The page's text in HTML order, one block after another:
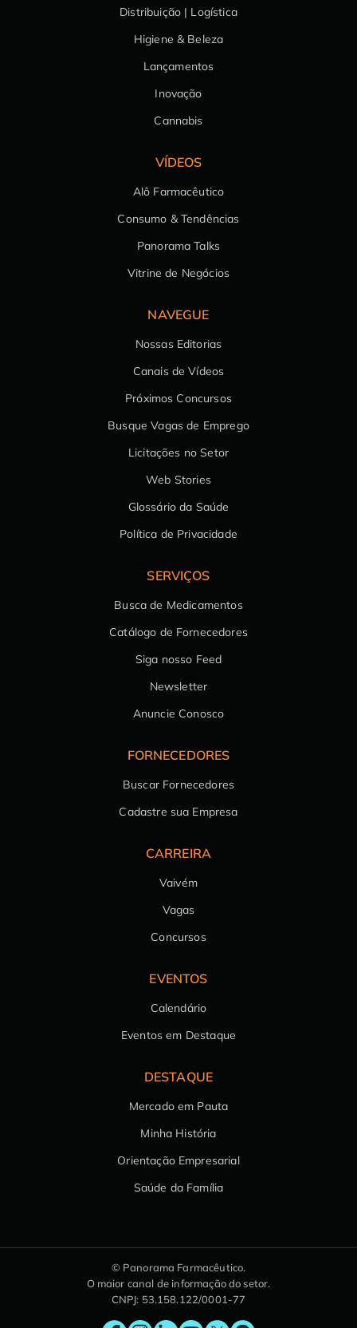
Distribuição | Logística
Higiene & Beleza
Lançamentos
Inovação
Cannabis
VÍDEOS
Alô Farmacêutico
Consumo & Tendências
Panorama Talks
Vitrine de Negócios
NAVEGUE
Nossas Editorias
Canais de Vídeos
Próximos Concursos
Busque Vagas de Emprego
Licitações no Setor
Web Stories
Glossário da Saúde
Política de Privacidade
SERVIÇOS
Busca de Medicamentos
Catálogo de Fornecedores
Siga nosso Feed
Newsletter
Anuncie Conosco
FORNECEDORES
Buscar Fornecedores
Cadastre sua Empresa
CARREIRA
Vaivém
Vagas
Concursos
EVENTOS
Calendário
Eventos em Destaque
DESTAQUE
Mercado em Pauta
Minha História
Orientação Empresarial
Saúde da Família
© Panorama Farmacêutico.
O maior canal de informação do setor.
CNPJ: 53.158.122/0001-77